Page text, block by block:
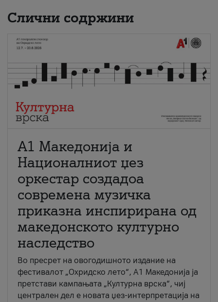
Слични содржини
А1 Македонија и
Националниот џез
оркестар создадоа
современа музичка
приказна инспирирана од
македонското културно
наследство
Во пресрет на овогодишното издание на
фестивалот „Охридско лето“, А1 Македонија ја
претстави кампањата „Културна врска“, чиј
централен дел е новата џез-интерпретација на